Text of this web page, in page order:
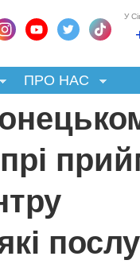
У
ПРО НАС